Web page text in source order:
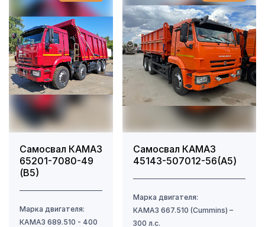
Самосвал КАМАЗ
65201-7080-49
(В5)
Самосвал КАМАЗ
45143-507012-56(A5)